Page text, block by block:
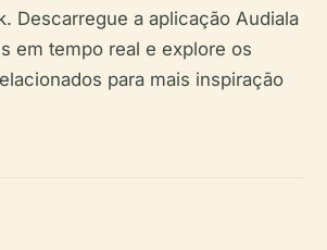
Descarregue a aplicação Audiala
em tempo real e explore os
para mais inspiração